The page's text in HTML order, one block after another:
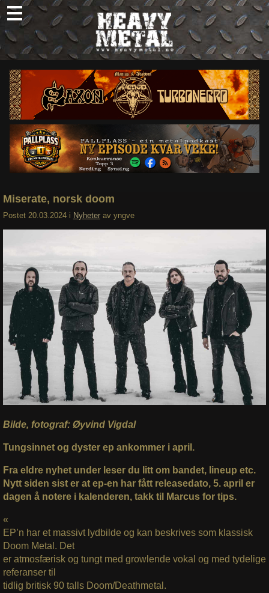
Skip
to
content
Nyheter
Omtaler
Intervjuer
Om oss
Abonner
Søk
Miserate, norsk doom
Postet 20.03.2024 i Nyheter av yngve
Bilde, fotograf: Øyvind Vigdal
Tungsinnet og dyster ep ankommer i april.
Fra eldre nyhet under leser du litt om bandet, lineup etc.
Nytt siden sist er at ep-en har fått releasedato, 5. april er
dagen å notere i kalenderen, takk til Marcus for tips.
«
EP’n har et massivt lydbilde og kan beskrives som klassisk
Doom Metal. Det
er atmosfærisk og tungt med growlende vokal og med tydelige
referanser til
tidlig britisk 90 talls Doom/Deathmetal.